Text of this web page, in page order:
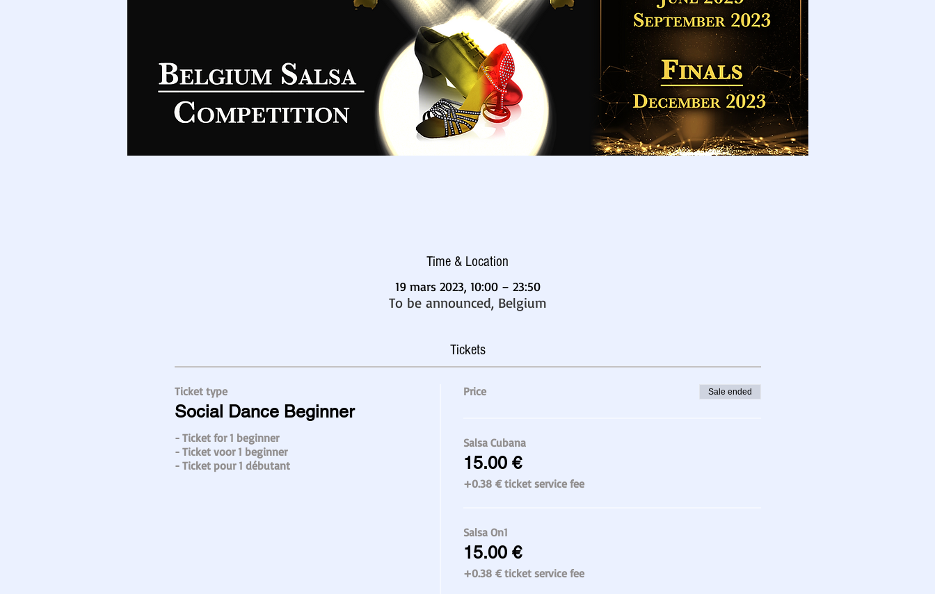
Time & Location
19 mars 2023, 10:00 – 23:50
To be announced, Belgium
Tickets
Ticket type
Social Dance Beginner
- Ticket for 1 beginner
- Ticket voor 1 beginner
- Ticket pour 1 débutant
Price Sale ended
Salsa Cubana
15.00 €
+0.38 € ticket service fee
Salsa On1
15.00 €
+0.38 € ticket service fee